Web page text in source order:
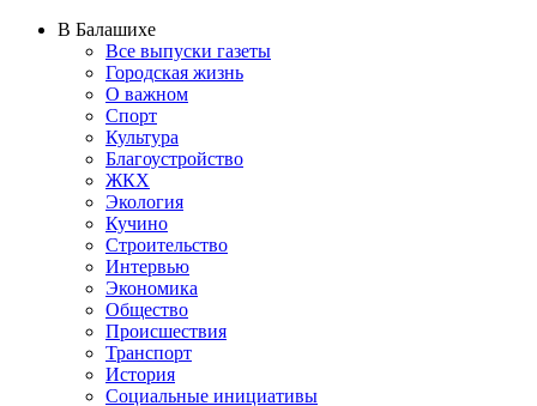
В Балашихе
Все выпуски газеты
Городская жизнь
О важном
Спорт
Культура
Благоустройство
ЖКХ
Экология
Кучино
Строительство
Интервью
Экономика
Общество
Происшествия
Транспорт
История
Социальные инициативы